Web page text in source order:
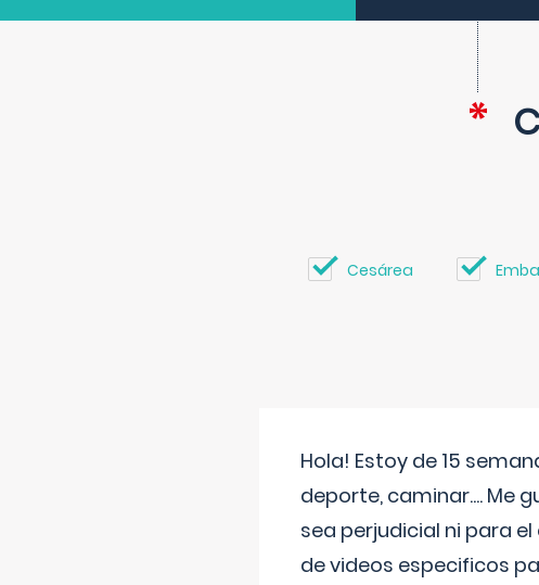
Cesárea
Hola! Estoy de 15
deporte, caminar.... Me
sea perjudicial ni para
de videos especificos